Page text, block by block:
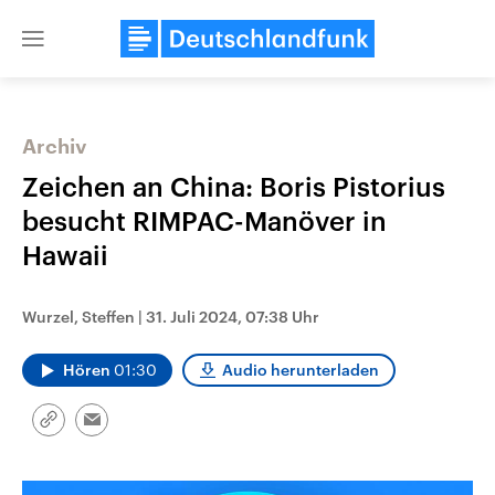
Close
Landtagswahl Sachsen-Anhalt
2026
Alle Informationen
Sachsen-Anhalt wählt am 6.
Bundesland von einer Koalition aus
USA
Archiv
Zeichen an China: Boris Pistorius
besucht RIMPAC-Manöver in
Hawaii
Wurzel, Steffen | 31. Juli 2024, 07:38 Uhr
Hören 01:30 Audio herunterladen
Link
Email